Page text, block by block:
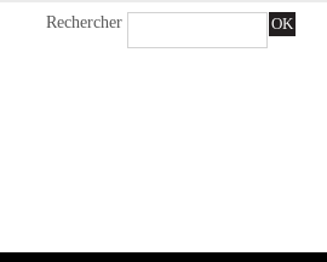
Rechercher OK